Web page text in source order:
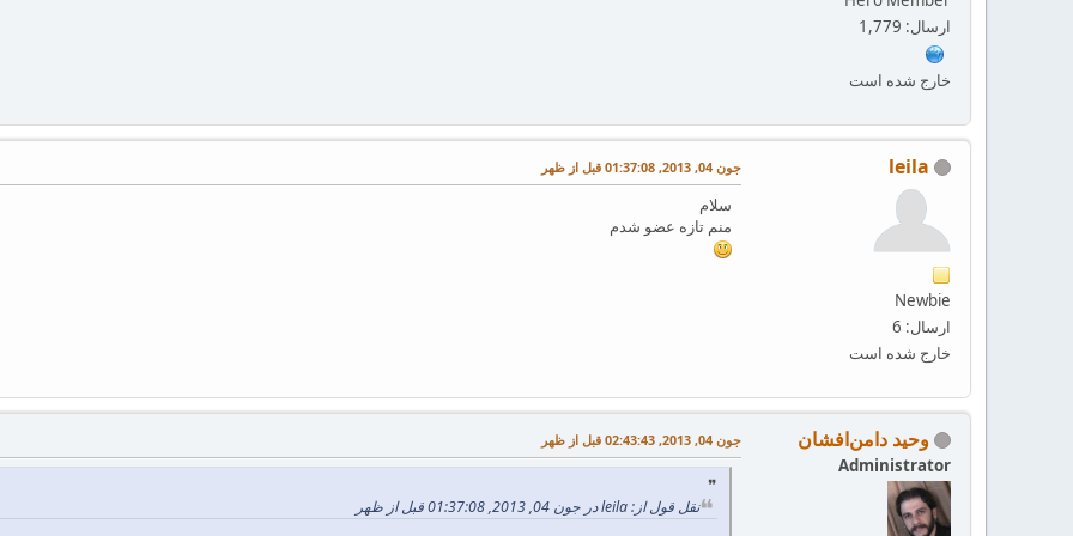
ارسال: 1,779
خارج شده است
leila
Newbie
ارسال: 6
خارج شده است
جون 04, 2013, 01:37:08 قبل از ظهر
سلام
منم تازه عضو شدم
وحید دامن‌افشان
Administrator
جون 04, 2013, 02:43:43 قبل از ظهر
نقل قول از: leila در جون 04, 2013, 01:37:08 قبل از ظهر